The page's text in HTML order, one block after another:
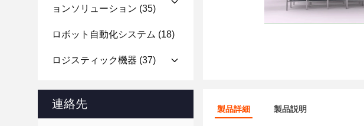
ョンソリューション (35)
ロボット自動化システム (18)
ロジスティック機器 (37)
連絡先 製品詳細 製品説明